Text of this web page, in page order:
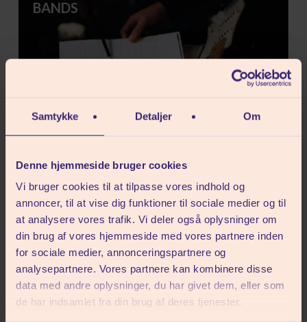
Samtykke Detaljer Om
Denne hjemmeside bruger cookies
Vi bruger cookies til at tilpasse vores indhold og
annoncer, til at vise dig funktioner til sociale medier og til
at analysere vores trafik. Vi deler også oplysninger om
din brug af vores hjemmeside med vores partnere inden
for sociale medier, annonceringspartnere og
analysepartnere. Vores partnere kan kombinere disse
data med andre oplysninger, du har givet dem, eller som
de har indsamlet fra din brug af deres tjenester.
BANDS
PERFORMANCE OG MUSIK